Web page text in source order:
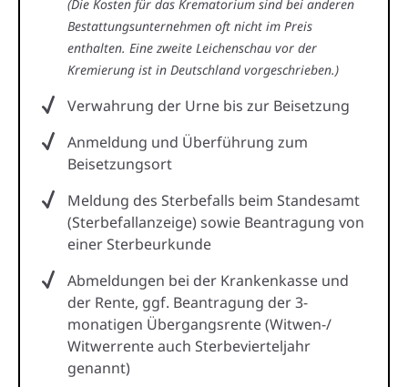
(Die Kosten für das Krematorium sind bei anderen
Bestattungsunternehmen oft nicht im Preis
enthalten. Eine zweite Leichenschau vor der
Kremierung ist in Deutschland vorgeschrieben.)
Verwahrung der Urne bis zur Beisetzung
Anmeldung und Überführung zum
Beisetzungsort
Meldung des Sterbefalls beim Standesamt
(Sterbefallanzeige) sowie Beantragung von
einer Sterbeurkunde
Abmeldungen bei der Krankenkasse und
der Rente, ggf. Beantragung der 3-
monatigen Übergangsrente (Witwen-/
Witwerrente auch Sterbevierteljahr
genannt)